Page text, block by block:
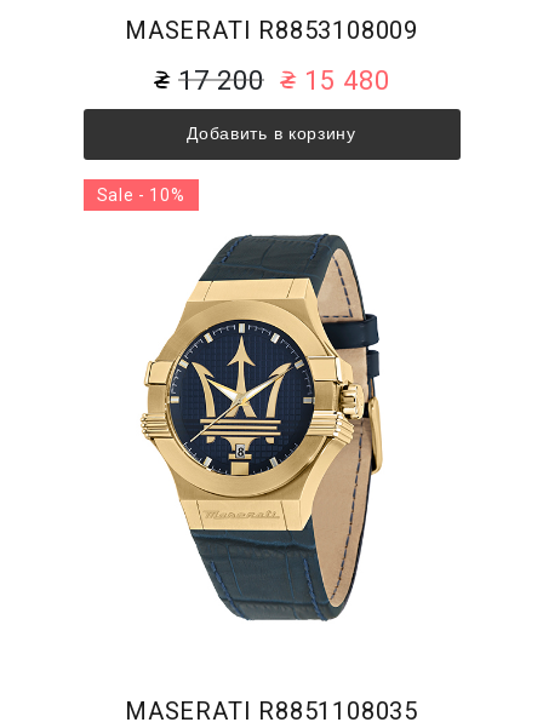
MASERATI R8853108009
17 200 15 480
Добавить в корзину
MASERATI R8851108035
Sale - 10%